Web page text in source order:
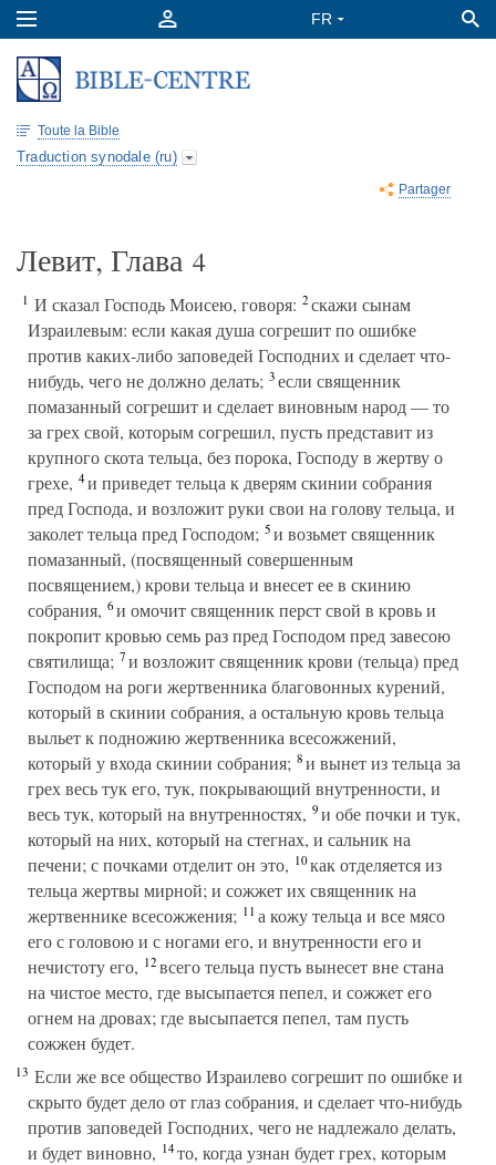
Toute la Bible
Traduction synodale (ru)
Partager
Левит, Глава 4
1 И сказал Господь Моисею, говоря: 2скажи сынам
Израилевым: если какая душа согрешит по ошибке
против каких-либо заповедей Господних и сделает что-
нибудь, чего не должно делать; 3если священник
помазанный согрешит и сделает виновным народ — то
за грех свой, которым согрешил, пусть представит из
крупного скота тельца, без порока, Господу в жертву о
грехе, 4и приведет тельца к дверям скинии собрания
пред Господа, и возложит руки свои на голову тельца, и
заколет тельца пред Господом; 5и возьмет священник
помазанный, (посвященный совершенным
посвящением,) крови тельца и внесет ее в скинию
собрания, 6и омочит священник перст свой в кровь и
покропит кровью семь раз пред Господом пред завесою
святилища; 7и возложит священник крови (тельца) пред
Господом на роги жертвенника благовонных курений,
который в скинии собрания, а остальную кровь тельца
выльет к подножию жертвенника всесожжений,
который у входа скинии собрания; 8и вынет из тельца за
грех весь тук его, тук, покрывающий внутренности, и
весь тук, который на внутренностях, 9и обе почки и тук,
который на них, который на стегнах, и сальник на
печени; с почками отделит он это, 10как отделяется из
тельца жертвы мирной; и сожжет их священник на
жертвеннике всесожжения; 11а кожу тельца и все мясо
его с головою и с ногами его, и внутренности его и
нечистоту его, 12всего тельца пусть вынесет вне стана
на чистое место, где высыпается пепел, и сожжет его
огнем на дровах; где высыпается пепел, там пусть
сожжен будет.
13 Если же все общество Израилево согрешит по ошибке и
скрыто будет дело от глаз собрания, и сделает что-нибудь
против заповедей Господних, чего не надлежало делать,
и будет виновно, 14то, когда узнан будет грех, которым